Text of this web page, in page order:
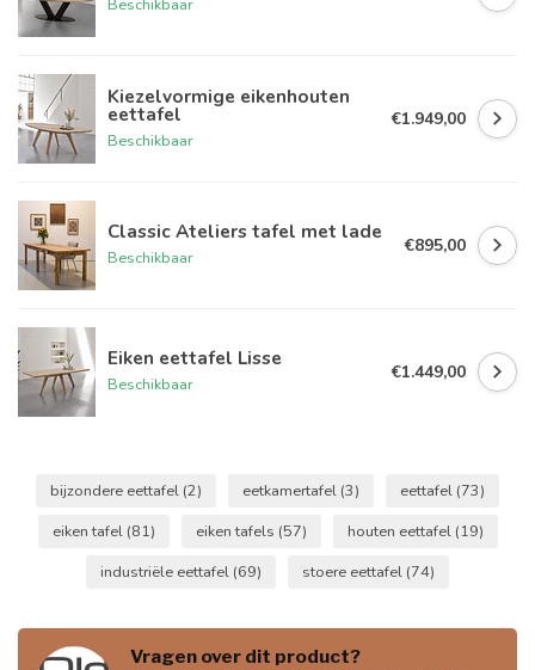
Beschikbaar
Kiezelvormige eikenhouten
eettafel
Beschikbaar
€1.949,00
Classic Ateliers tafel met lade
Beschikbaar
€895,00
Eiken eettafel Lisse
Beschikbaar
€1.449,00
bijzondere eettafel (2) eetkamertafel (3) eettafel (73)
eiken tafel (81) eiken tafels (57) houten eettafel (19)
industriële eettafel (69) stoere eettafel (74)
Vragen over dit product?